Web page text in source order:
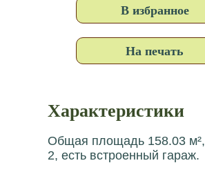
В избранное
На печать
Характеристики
Общая площадь 158.03
2, есть встроенный гараж.